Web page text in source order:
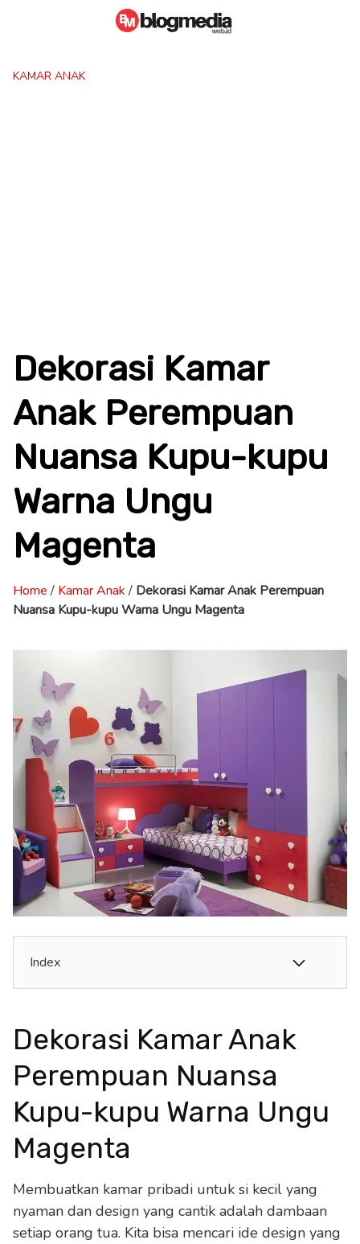
KAMAR ANAK
Dekorasi Kamar
Anak Perempuan
Nuansa Kupu-kupu
Warna Ungu
Magenta
Home / Kamar Anak / Dekorasi Kamar Anak Perempuan
Nuansa Kupu-kupu Warna Ungu Magenta
Index
Dekorasi Kamar Anak
Perempuan Nuansa
Kupu-kupu Warna Ungu
Magenta
Membuatkan kamar pribadi untuk si kecil yang
nyaman dan design yang cantik adalah dambaan
setiap orang tua. Kita bisa mencari ide design yang